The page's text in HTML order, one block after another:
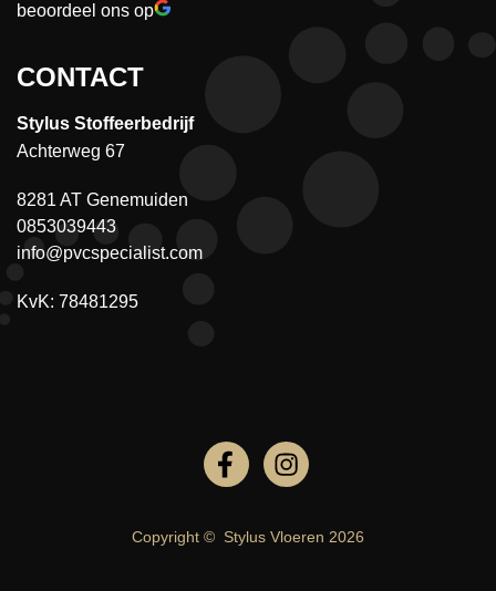
beoordeel ons op
CONTACT
Stylus Stoffeerbedrijf
Achterweg 67
8281 AT Genemuiden
0853039443
info@pvcspecialist.com
KvK: 78481295
Copyright © Stylus Vloeren 2026